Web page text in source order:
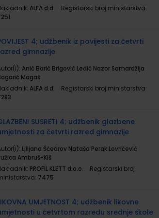
ALFA d.d.
Registarski broj ministarstva:
4; udžbenik iz povijesti za četvrti
gimnazije
Anić Barić Brigović Ledić Nazor Samardžija
Magaš
ALFA d.d.
Registarski broj ministarstva:
SUSRETI 4; udžbenik glazbene
za četvrti razred gimnazije
Ljiljana Ščedrov Nataša Perak Lovričević
Ambruš-Kiš
PROFIL KLETT d.o.o.
Registarski broj
7475
UMJETNOST 4; udžbenik likovne
u četvrtom razredu srednje škole